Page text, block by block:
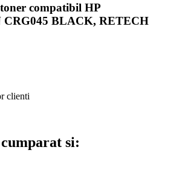
compatibil HP
CRG045 BLACK, RETECH
clienti
si: